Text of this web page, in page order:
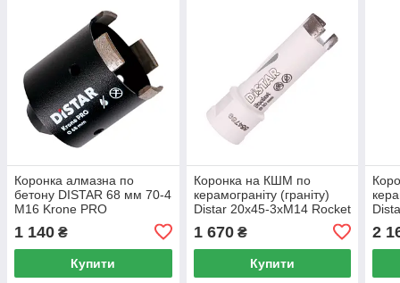
Коронка алмазна по
бетону DISTAR 68 мм 70-4
M16 Krone PRO
1 140 ₴
Купити
Коронка на КШМ по
керамограніту (граніту)
Distar 20x45-3xM14 Rocket
1 670₴
Купити
2